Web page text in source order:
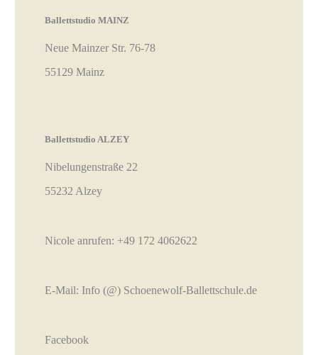
Ballettstudio MAINZ
Neue Mainzer Str. 76-78
55129 Mainz
Ballettstudio ALZEY
Nibelungenstraße 22
55232 Alzey
Nicole anrufen: +49 172 4062622
E-Mail: Info (@) Schoenewolf-Ballettschule.de
Facebook